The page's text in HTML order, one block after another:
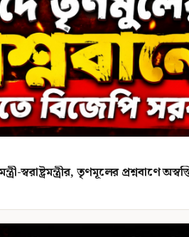
স্বরাষ্ট্রমন্ত্রীর, তৃণমূলের প্রশ্নবাণে